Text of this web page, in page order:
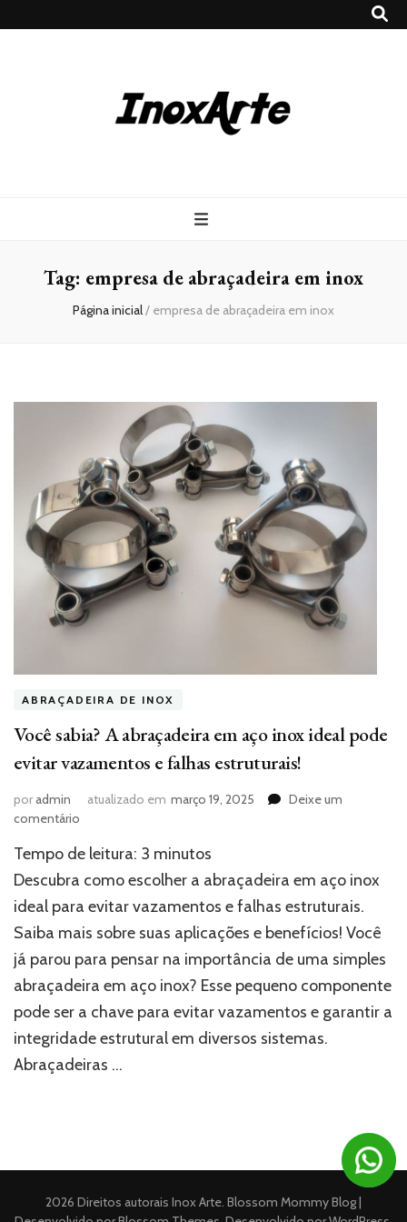
Tag: empresa de abraçadeira em inox
Página inicial/ empresa de abraçadeira em inox
ABRAÇADEIRA DE INOX
Você sabia? A abraçadeira em aço inox ideal pode
evitar vazamentos e falhas estruturais!
poradmin atualizado em março 19, 2025
Deixe um
comentário
sabia?
A
em
aço
ideal
pode
evitar
vazamentos
e
falhas
Tempo de leitura: 3 minutos
Descubra como escolher a abraçadeira em aço inox
ideal para evitar vazamentos e falhas estruturais.
Saiba mais sobre suas aplicações e benefícios! Você
já parou para pensar na importância de uma simples
abraçadeira em aço inox? Esse pequeno componente
pode ser a chave para evitar vazamentos e garantir a
integridade estrutural em diversos sistemas.
Abraçadeiras …
2026 Direitos autorais Inox Arte. Blossom Mommy Blog |